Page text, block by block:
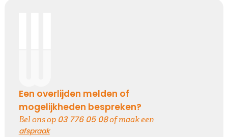
Een overlijden melden of
mogelijkheden bespreken?
Bel ons op 03 776 05 08of maak een
afspraak